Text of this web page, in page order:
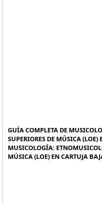
GUÍA COMPLETA DE
SUPERIORES DE MÚSICA
MUSICOLOGÍA:
MÚSICA (LOE) EN CARTUJA